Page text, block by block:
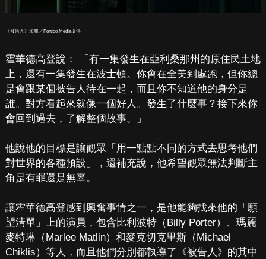
《被告人》海報／Portico Media提供
霍華德高登說： 「有一集發生在亞利桑那州的原住民土地
上，還有一集發生在波士頓。你會在全美到處跑，但你總
是會跟某個被告人待在一起，而且你不知道他的身分是
誰。對方看起來就像一個好人。發生了什麼事？接下來你
會回到過去，了解整個故事。」
他說他的目標是讓觀眾「用一點點不同的方式去思考他們
對世界的各種預設」，還補充說，他希望觀眾無法判斷主
角是有罪還是無辜。
讓霍華德高登感到興奮事情之一，是他能夠找來他的「願
望清單」上的演員，包含比利波特（Billy Porter）、瑪麗
麥特琳（Marlee Matlin）和麥克切克里斯（Michael
Chiklis）等人，而且他們分別都執導了《被告人》的其中